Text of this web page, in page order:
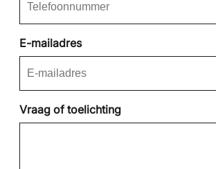
E-mailadres
Vraag of toelichting